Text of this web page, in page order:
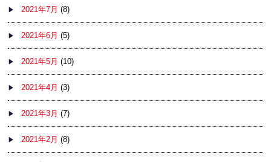
2021年7月 (8)
2021年6月 (5)
2021年5月 (10)
2021年4月 (3)
2021年3月 (7)
2021年2月 (8)